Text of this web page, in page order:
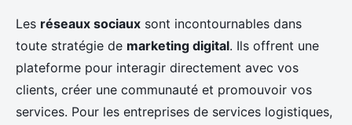
Les réseaux sociaux sont incontournables dans
toute stratégie de marketing digital. Ils offrent une
plateforme pour interagir directement avec vos
clients, créer une communauté et promouvoir vos
services. Pour les entreprises de services logistiques,